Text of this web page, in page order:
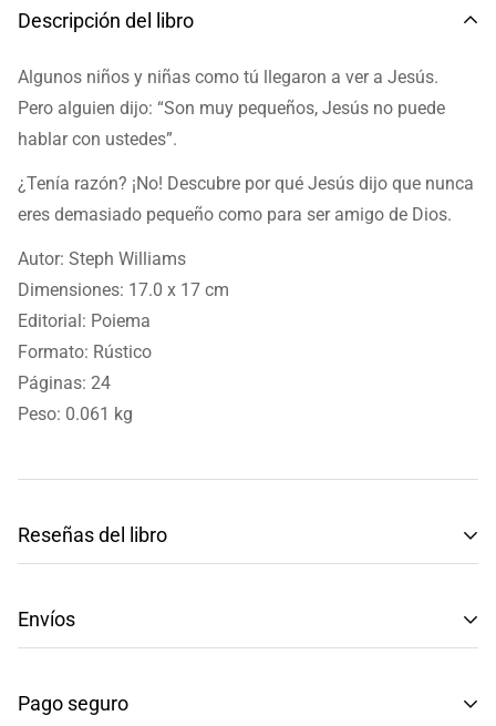
Descripción del libro
Algunos niños y niñas como tú llegaron a ver a Jesús.
Pero alguien dijo: “Son muy pequeños, Jesús no puede
hablar con ustedes”.
¿Tenía razón? ¡No! Descubre por qué Jesús dijo que nunca
eres demasiado pequeño como para ser amigo de Dios.
Autor: Steph Williams
Dimensiones: 17.0 x 17 cm
Editorial: Poiema
Formato: Rústico
Páginas: 24
Peso: 0.061 kg
Reseñas del libro
Envíos
Envío: Tarda de 3 a 5 días hábiles.
Pago seguro